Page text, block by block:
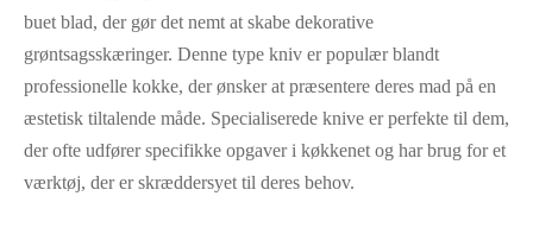
buet blad, der gør det nemt at skabe dekorative
grøntsagsskæringer. Denne type kniv er populær blandt
professionelle kokke, der ønsker at præsentere deres mad på en
æstetisk tiltalende måde. Specialiserede knive er perfekte til dem,
der ofte udfører specifikke opgaver i køkkenet og har brug for et
værktøj, der er skræddersyet til deres behov.